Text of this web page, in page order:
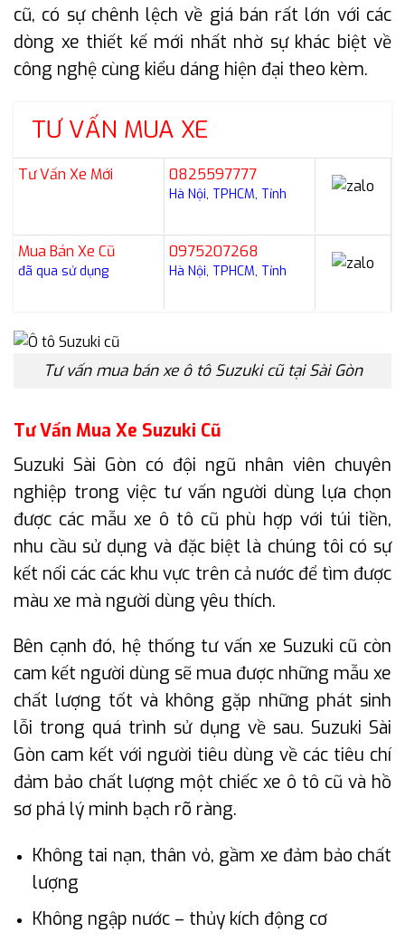
cũ, có sự chênh lệch về giá bán rất lớn với các
dòng xe thiết kế mới nhất nhờ sự khác biệt về
công nghệ cùng kiểu dáng hiện đại theo kèm.
TƯ VẤN MUA XE
Tư Vấn Xe Mới 0825597777
Hà Nội, TPHCM, Tỉnh
Mua Bán Xe Cũ
đã qua sử dụng
0975207268
Hà Nội, TPHCM, Tỉnh
Tư vấn mua bán xe ô tô Suzuki cũ tại Sài Gòn
Tư Vấn Mua Xe Suzuki Cũ
Suzuki Sài Gòn có đội ngũ nhân viên chuyên
nghiệp trong việc tư vấn người dùng lựa chọn
được các mẫu xe ô tô cũ phù hợp với túi tiền,
nhu cầu sử dụng và đặc biệt là chúng tôi có sự
kết nối các các khu vực trên cả nước để tìm được
màu xe mà người dùng yêu thích.
Bên cạnh đó, hệ thống tư vấn xe Suzuki cũ còn
cam kết người dùng sẽ mua được những mẫu xe
chất lượng tốt và không gặp những phát sinh
lỗi trong quá trình sử dụng về sau. Suzuki Sài
Gòn cam kết với người tiêu dùng về các tiêu chí
đảm bảo chất lượng một chiếc xe ô tô cũ và hồ
sơ phá lý minh bạch rõ ràng.
Không tai nạn, thân vỏ, gầm xe đảm bảo chất
lượng
Không ngập nước – thủy kích động cơ